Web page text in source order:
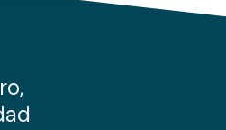
haga del sitio web con
sociales, publicidad y análisis